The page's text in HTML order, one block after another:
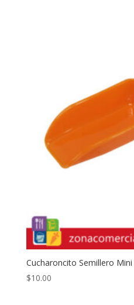
Cucharoncito Semillero Mini
$10.00